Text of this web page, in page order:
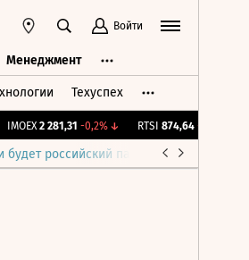
Войти
Менеджмент
Техуспех
IMOEX 2 281,31 -0,2%↓ RTSI 874,64 -1,12%
российский парламент